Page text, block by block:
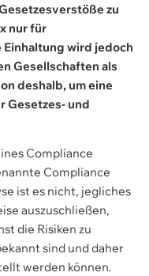
zu
nur für
wird jedoch
Gesellschaften als
deshalb, um eine
Gesetzes- und
Compliance
Compliance
ist es nicht, jegliches
auszuschließen,
die Risiken zu
sind und daher
werden können.